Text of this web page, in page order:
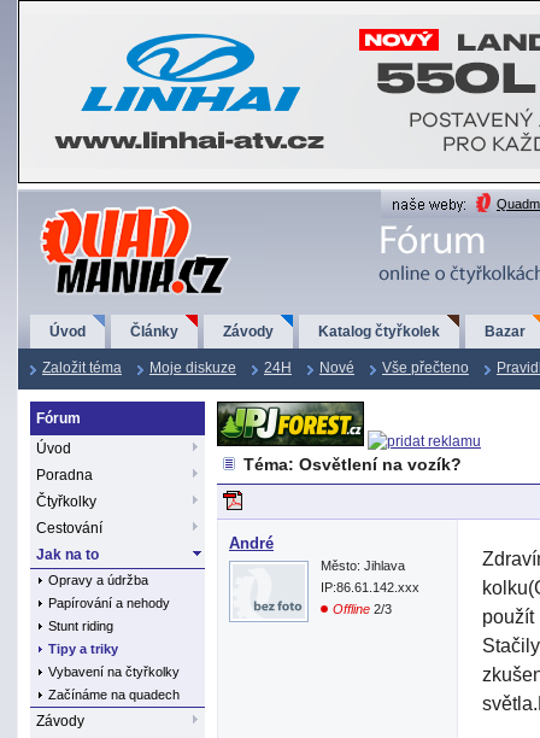
QuadMania.cz
Úvod Články Závody Katalog čtyřkolek Bazar
Založit téma Moje diskuze 24H Nové Vše přečteno
Fórum
Úvod
Poradna
Čtyřkolky
Cestování
Jak na to
Opravy a údržba
Papírování a nehody
Stunt riding
Tipy a triky
Vybavení na čtyřkolky
Začínáme na quadech
Závody
Téma: Osvětlení na vozík?
André
Město: Jihlava
IP:86.61.142.xxx
Offline 2/3
použít